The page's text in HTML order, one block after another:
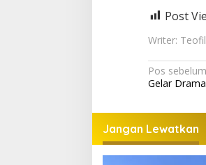
Post
Writer:
pos
Pos
Gelar
Jangan Lewatkan